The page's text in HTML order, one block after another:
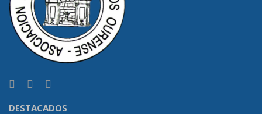
DESTACADOS